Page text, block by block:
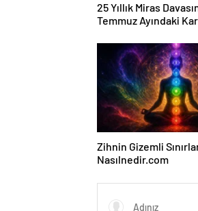
25 Yıllık Miras
Temmuz Ayındaki
Zihnin Gizemli
Nasılnedir.com